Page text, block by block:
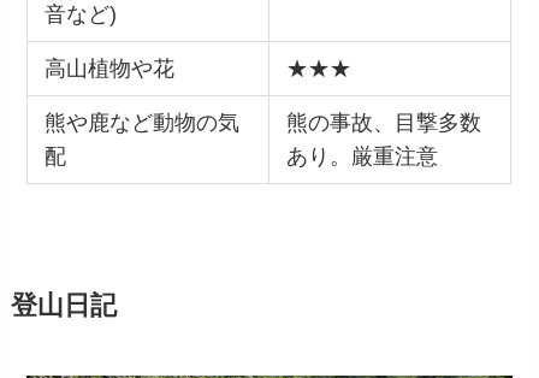
音など)
高山植物や花 ★★★
熊や鹿など動物の気
配
熊の事故、目撃多数
あり。厳重注意
登山日記